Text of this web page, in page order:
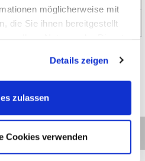
möglicherweise mit
die Sie ihnen bereitgestellt
Details zeigen
zulassen
Cookies verwenden